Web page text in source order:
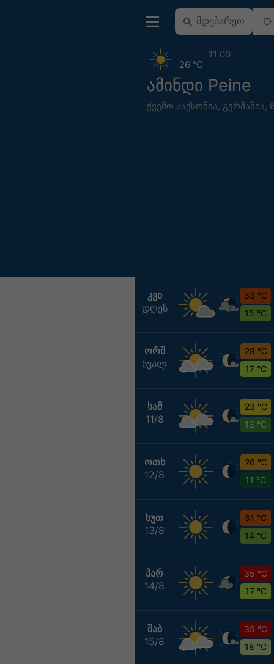
ამინდი Peine
ქვემო საქსონია, გერმანია,
26 °C
11:00
ᲙᲕᲘ
დღეს
33 °C
15 °C
ᲝᲠᲨ
ხვალ
28 °C
17 °C
ᲡᲐᲛ
11/8
23 °C
13 °C
ᲝᲗᲮ
12/8
26 °C
11 °C
ᲮᲣᲗ
13/8
31 °C
14 °C
ᲞᲐᲠ
14/8
35 °C
17 °C
ᲨᲐᲑ
15/8
35 °C
18 °C